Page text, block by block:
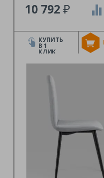
10 792 ₽
КУПИТЬ
В 1
КЛИК